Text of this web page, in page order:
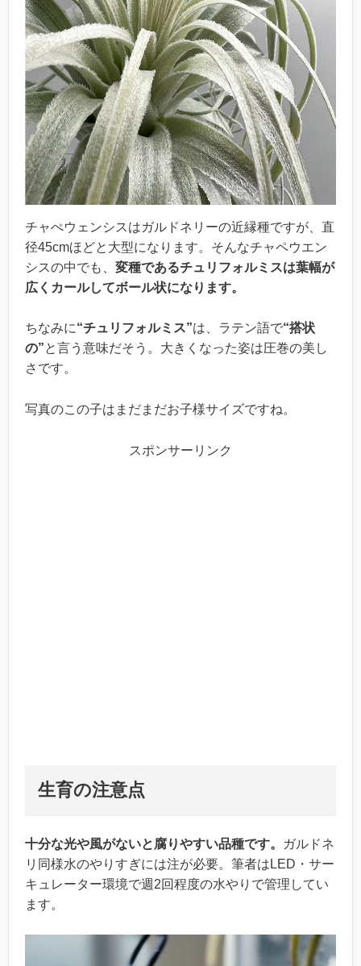
チャぺウェンシスはガルドネリーの近縁種ですが、直
径45cmほどと大型になります。そんなチャペウエン
シスの中でも、 変種であるチュリフォルミスは葉幅が
広くカールしてボール状になります。
ちなみに“チュリフォルミス”は、ラテン語で“搭状
の”と言う意味だそう。大きくなった姿は圧巻の美し
さです。
写真のこの子はまだまだお子様サイズですね。
スポンサーリンク
生育の注意点
十分な光や風がないと腐りやすい品種です。
ガルドネ
リ同様水のやりすぎには注が必要。筆者はLED・サー
キュレーター環境で週2回程度の水やりで管理してい
ます。